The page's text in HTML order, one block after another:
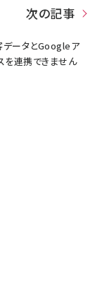
次の記事
ータとGoogleア
を連携できません